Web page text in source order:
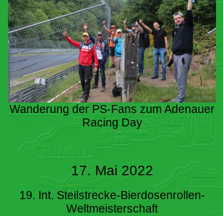
Wanderung der PS-Fans zum Adenauer
Racing Day
17. Mai 2022
19. Int. Steilstrecke-Bierdosenrollen-
Weltmeisterschaft